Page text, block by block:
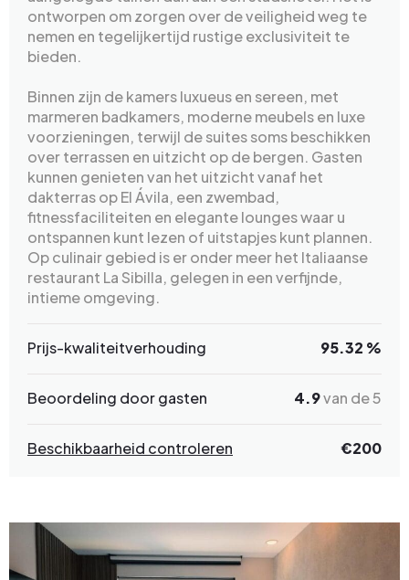
ontworpen om zorgen over de veiligheid weg te
nemen en tegelijkertijd rustige exclusiviteit te
bieden.
Binnen zijn de kamers luxueus en sereen, met
marmeren badkamers, moderne meubels en luxe
voorzieningen, terwijl de suites soms beschikken
over terrassen en uitzicht op de bergen. Gasten
kunnen genieten van het uitzicht vanaf het
dakterras op El Ávila, een zwembad,
fitnessfaciliteiten en elegante lounges waar u
ontspannen kunt lezen of uitstapjes kunt plannen.
Op culinair gebied is er onder meer het Italiaanse
restaurant La Sibilla, gelegen in een verfijnde,
intieme omgeving.
Prijs-kwaliteitverhouding 95.32 %
Beoordeling door gasten 4.9van de 5
Beschikbaarheid controleren €200